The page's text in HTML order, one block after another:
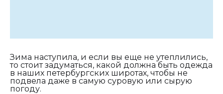
Зима наступила, и если вы еще не утеплились,
то стоит задуматься, какой должна быть одежда
в наших петербургских широтах, чтобы не
подвела даже в самую суровую или сырую
погоду.